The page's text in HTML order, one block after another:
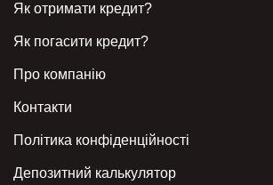
Як отримати кредит?
Як погасити кредит?
Про компанію
Контакти
Політика конфіденційності
Депозитний калькулятор